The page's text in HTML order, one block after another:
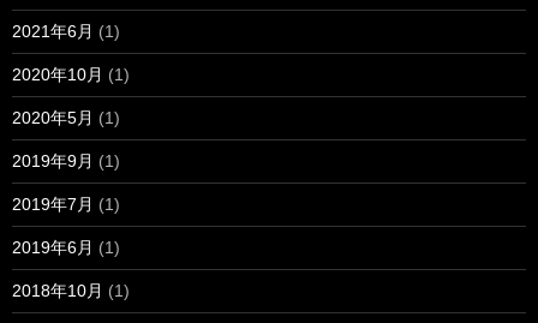
2021年6月 (1)
2020年10月 (1)
2020年5月 (1)
2019年9月 (1)
2019年7月 (1)
2019年6月 (1)
2018年10月 (1)